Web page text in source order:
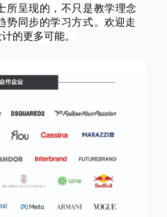
所呈现的，不只是教学理念
势同步的学习方式。欢迎走
的更多可能。